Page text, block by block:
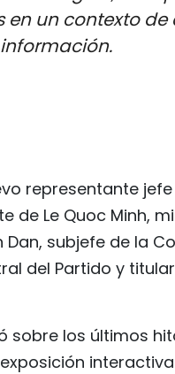
un contexto
representante
de Le Quoc Minh,
subjefe de la
del Partido y
sobre los últimos